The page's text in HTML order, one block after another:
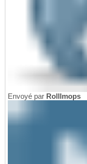
Envoyé par Rolllmops